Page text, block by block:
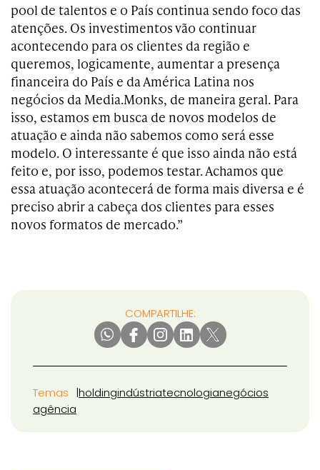
pool de talentos e o País continua sendo foco das
atenções. Os investimentos vão continuar
acontecendo para os clientes da região e
queremos, logicamente, aumentar a presença
financeira do País e da América Latina nos
negócios da Media.Monks, de maneira geral. Para
isso, estamos em busca de novos modelos de
atuação e ainda não sabemos como será esse
modelo. O interessante é que isso ainda não está
feito e, por isso, podemos testar. Achamos que
essa atuação acontecerá de forma mais diversa e é
preciso abrir a cabeça dos clientes para esses
novos formatos de mercado.”
COMPARTILHE:
Temas holdingindústriatecnologianegócios
agência